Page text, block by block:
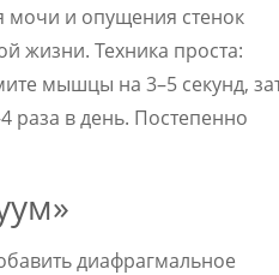
мочи и опущения стенок
жизни. Техника проста:
мышцы на 3–5 секунд,
раза в день. Постепенно
диафрагмальное